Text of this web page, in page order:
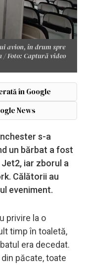
avion, în drum spre
Foto: Captură video
în Google
News
s-a
un bărbat a fost
iar zborul a
Călătorii au
eveniment.
privire la o
timp în toaletă,
era decedat.
păcate, toate